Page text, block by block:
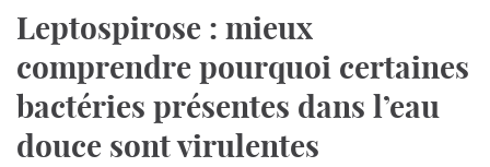
Leptospirose : mieux
comprendre pourquoi certaines
bactéries présentes dans l’eau
douce sont virulentes